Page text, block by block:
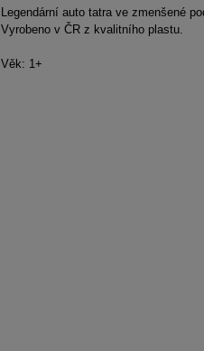
Legendární auto tatra ve zmenšené
Vyrobeno v ČR z kvalitního plastu.
Věk: 1+